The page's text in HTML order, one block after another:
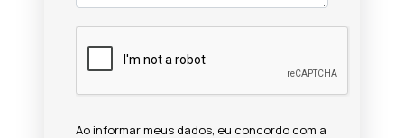
Ao informar meus dados, eu concordo com a